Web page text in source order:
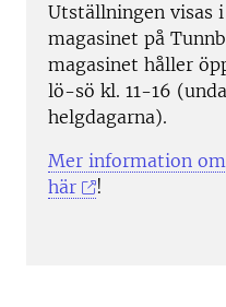
Utställningen visas
magasinet på
magasinet håller
lö-sö kl. 11-16
helgdagarna).
Mer information
här
!